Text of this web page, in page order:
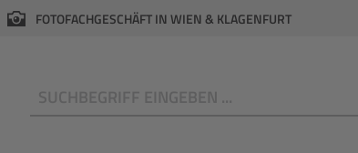
FOTOFACHGESCHÄFT IN WIEN & KLAGENFURT